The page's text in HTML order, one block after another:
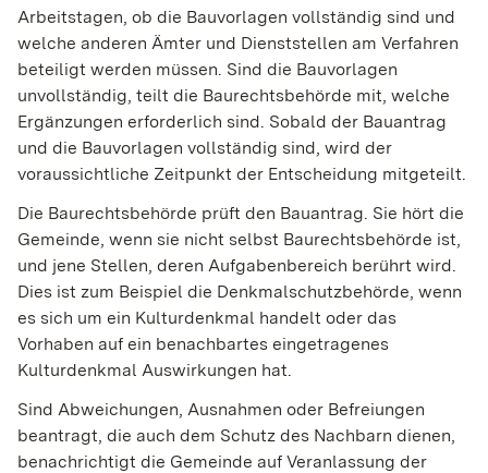
Arbeitstagen, ob die Bauvorlagen vollständig sind und
welche anderen Ämter und Dienststellen am Verfahren
beteiligt werden müssen. Sind die Bauvorlagen
unvollständig, teilt die Baurechtsbehörde mit, welche
Ergänzungen erforderlich sind. Sobald der Bauantrag
und die Bauvorlagen vollständig sind, wird der
voraussichtliche Zeitpunkt der Entscheidung mitgeteilt.
Die Baurechtsbehörde prüft den Bauantrag. Sie hört die
Gemeinde, wenn sie nicht selbst Baurechtsbehörde ist,
und jene Stellen, deren Aufgabenbereich berührt wird.
Dies ist zum Beispiel die Denkmalschutzbehörde, wenn
es sich um ein Kulturdenkmal handelt oder das
Vorhaben auf ein benachbartes eingetragenes
Kulturdenkmal Auswirkungen hat.
Sind Abweichungen, Ausnahmen oder Befreiungen
beantragt, die auch dem Schutz des Nachbarn dienen,
benachrichtigt die Gemeinde auf Veranlassung der